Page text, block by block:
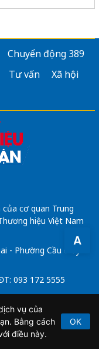
A
Chuyển động 389
Tư vấn
Xã hội
cơ quan Trung
hiệu Việt Nam
- Phường Cầu Giấy -
093 172 5555
GP-BTTTT do Bộ
vụ của
Bằng cách
điều này.
OK